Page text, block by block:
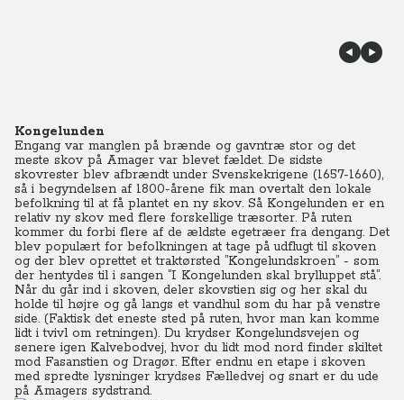
Kongelunden
Engang var manglen på brænde og gavntræ stor og det
meste skov på Amager var blevet fældet. De sidste
skovrester blev afbrændt under Svenskekrigene (1657-1660),
så i begyndelsen af 1800-årene fik man overtalt den lokale
befolkning til at få plantet en ny skov. Så Kongelunden er en
relativ ny skov med flere forskellige træsorter. På ruten
kommer du forbi flere af de ældste egetræer fra dengang. Det
blev populært for befolkningen at tage på udflugt til skoven
og der blev oprettet et traktørsted ”Kongelundskroen” - som
der hentydes til i sangen ”I Kongelunden skal brylluppet stå”.
Når du går ind i skoven, deler skovstien sig og her skal du
holde til højre og gå langs et vandhul som du har på venstre
side. (Faktisk det eneste sted på ruten, hvor man kan komme
lidt i tvivl om retningen). Du krydser Kongelundsvejen og
senere igen Kalvebodvej, hvor du lidt mod nord finder skiltet
mod Fasanstien og Dragør. Efter endnu en etape i skoven
med spredte lysninger krydses Fælledvej og snart er du ude
på Amagers sydstrand.